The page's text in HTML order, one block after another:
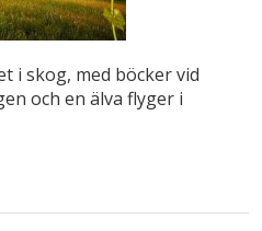
i skog, med böcker vid
och en älva flyger i